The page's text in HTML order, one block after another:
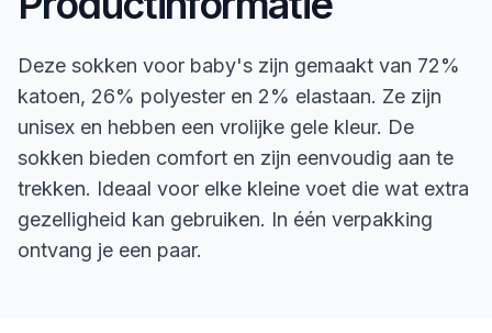
Deze sokken voor baby's zijn gemaakt van 72%
katoen, 26% polyester en 2% elastaan. Ze zijn
unisex en hebben een vrolijke gele kleur. De
sokken bieden comfort en zijn eenvoudig aan te
trekken. Ideaal voor elke kleine voet die wat extra
gezelligheid kan gebruiken. In één verpakking
ontvang je een paar.